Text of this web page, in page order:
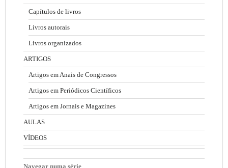
Capítulos de livros
Livros autorais
Livros organizados
ARTIGOS
Artigos em Anais de Congressos
Artigos em Periódicos Científicos
Artigos em Jornais e Magazines
AULAS
VÍDEOS
Navegar numa série